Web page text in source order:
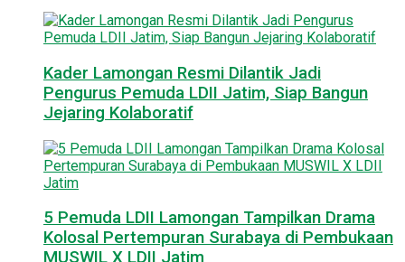
Kader Lamongan Resmi Dilantik Jadi
Pengurus Pemuda LDII Jatim, Siap Bangun
Jejaring Kolaboratif
5 Pemuda LDII Lamongan Tampilkan Drama
Kolosal Pertempuran Surabaya di Pembukaan
MUSWIL X LDII Jatim